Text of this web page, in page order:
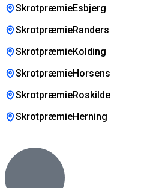
SkrotpræmieEsbjerg
SkrotpræmieRanders
SkrotpræmieKolding
SkrotpræmieHorsens
SkrotpræmieRoskilde
SkrotpræmieHerning